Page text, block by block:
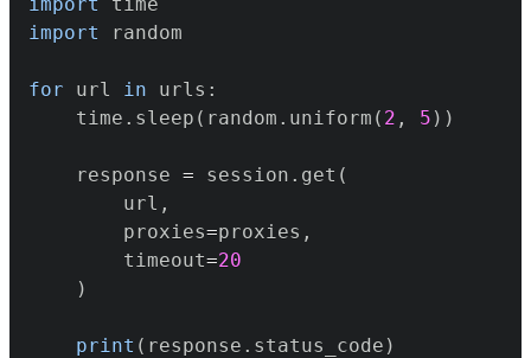
import
for url in urls :
    time
. sleep ( random . uniform ( 2 , 5 ) )
    response
= session . get (
        url
,
        proxies
=proxies ,
        timeout
=20
)
print ( response . status_code )